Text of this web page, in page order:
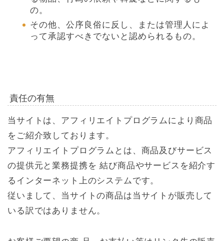
の。
その他、公序良俗に反し、または管理人によ
って承認すべきでないと認められるもの。
責任の有無
当サイトは、アフィリエイトプログラムにより商品
をご紹介致しております。
アフィリエイトプログラムとは、商品及びサービス
の提供元と業務提携を 結び商品やサービスを紹介す
るインターネット上のシステムです。
従いまして、当サイトの商品は当サイトが販売して
いる訳ではありません。